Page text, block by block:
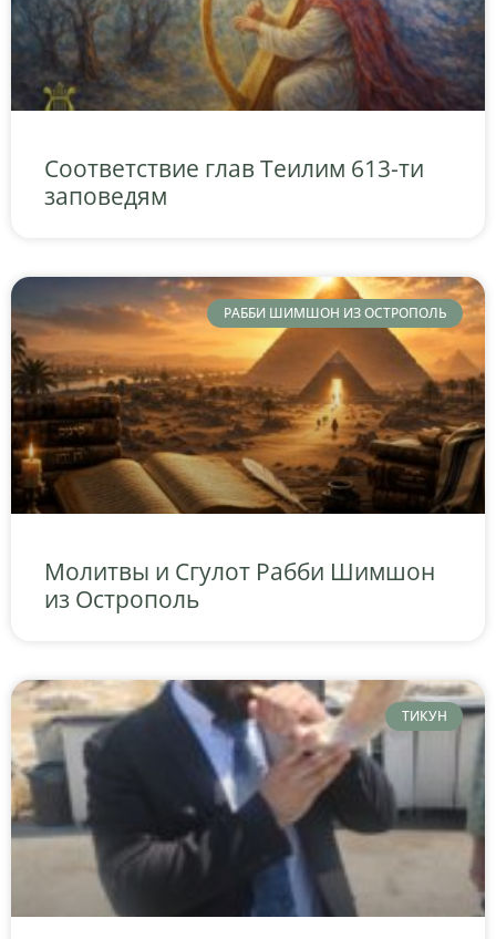
Соответствие глав Теилим 613-ти
заповедям
РАББИ ШИМШОН ИЗ ОСТРОПОЛЬ
Молитвы и Сгулот Рабби Шимшон
из Острополь
ТИКУН